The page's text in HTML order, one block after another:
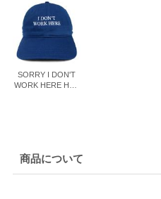
SORRY I DON'T
WORK HERE HAT
商品について